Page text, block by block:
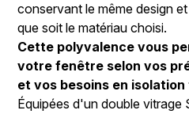
conservant le même design
que soit le matériau choisi.
Cette polyvalence vous
votre fenêtre selon vos
et vos besoins en
Équipées d'un double vitrage